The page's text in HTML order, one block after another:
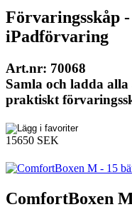
Förvaringsskåp
iPadförvaring
Art.nr: 70068
Samla och ladda
praktiskt
15650 SEK
ComfortBoxen